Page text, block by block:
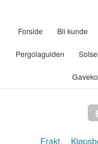
Forside Bli kunde
Pergolaguiden
Frakt